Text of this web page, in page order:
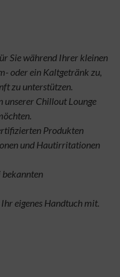
Sie während Ihrer kleinen
oder ein Kaltgetränk zu,
zu unterstützen.
unserer Chillout Lounge
Produkten
und Hautirritationen
bekannten
eigenes Handtuch mit.